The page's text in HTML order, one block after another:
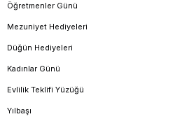
Öğretmenler Günü
Mezuniyet Hediyeleri
Düğün Hediyeleri
Kadınlar Günü
Evlilik Teklifi Yüzüğü
Yılbaşı